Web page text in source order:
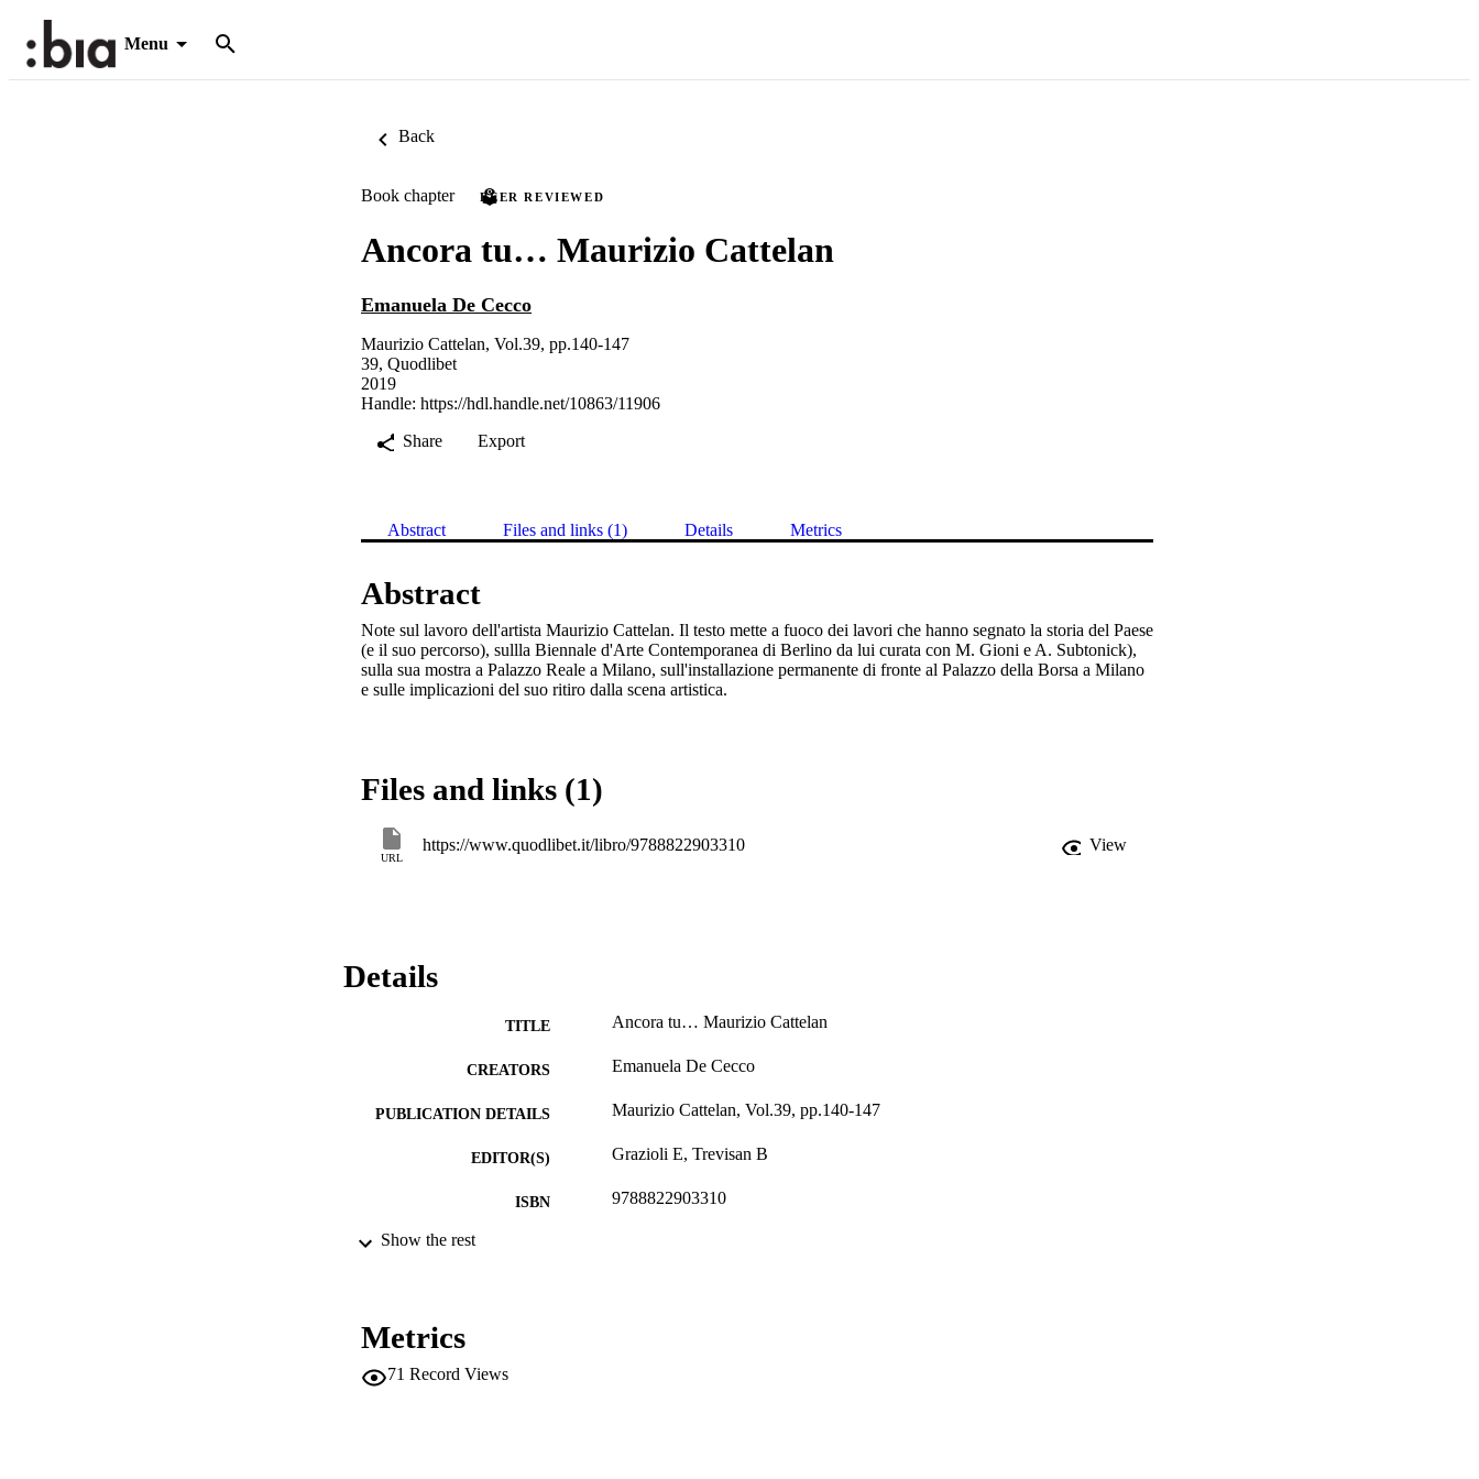
Menu
Back
Book chapter PEER REVIEWED
Ancora tu… Maurizio Cattelan
Emanuela De Cecco
Maurizio Cattelan, Vol.39, pp.140-147
39, Quodlibet
2019
Handle: https://hdl.handle.net/10863/11906
Share
Export
Abstract Files and links (1) Details Metrics
Abstract
Note sul lavoro dell'artista Maurizio Cattelan. Il testo mette a fuoco dei lavori che hanno segnato la storia del Paese
(e il suo percorso), sullla Biennale d'Arte Contemporanea di Berlino da lui curata con M. Gioni e A. Subtonick),
sulla sua mostra a Palazzo Reale a Milano, sull'installazione permanente di fronte al Palazzo della Borsa a Milano
e sulle implicazioni del suo ritiro dalla scena artistica.
Files and links (1)
URL
https://www.quodlibet.it/libro/9788822903310 View
Details
TITLE Ancora tu… Maurizio Cattelan
CREATORS Emanuela De Cecco
PUBLICATION DETAILS Maurizio Cattelan, Vol.39, pp.140-147
EDITOR(S) Grazioli E, Trevisan B
ISBN 9788822903310
SERIES / VOLUME
Show the rest
Metrics
71 Record Views